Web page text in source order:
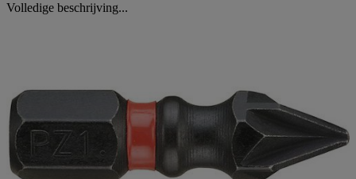
Volledige beschrijving...